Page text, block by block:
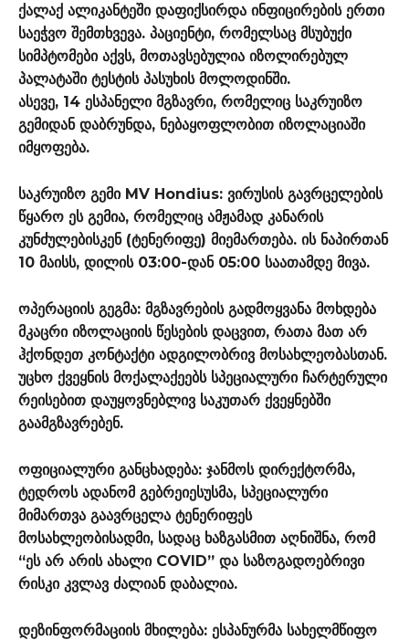
ქალაქ ალიკანტეში დაფიქსირდა ინფიცირების ერთი
საეჭვო შემთხვევა. პაციენტი, რომელსაც მსუბუქი
სიმპტომები აქვს, მოთავსებულია იზოლირებულ
პალატაში ტესტის პასუხის მოლოდინში.
ასევე, 14 ესპანელი მგზავრი, რომელიც საკრუიზო
გემიდან დაბრუნდა, ნებაყოფლობით იზოლაციაში
იმყოფება.
საკრუიზო გემი MV Hondius: ვირუსის გავრცელების
წყარო ეს გემია, რომელიც ამჟამად კანარის
კუნძულებისკენ (ტენერიფე) მიემართება. ის ნაპირთან
10 მაისს, დილის 03:00-დან 05:00 საათამდე მივა.
ოპერაციის გეგმა: მგზავრების გადმოყვანა მოხდება
მკაცრი იზოლაციის წესების დაცვით, რათა მათ არ
ჰქონდეთ კონტაქტი ადგილობრივ მოსახლეობასთან.
უცხო ქვეყნის მოქალაქეებს სპეციალური ჩარტერული
რეისებით დაუყოვნებლივ საკუთარ ქვეყნებში
გაამგზავრებენ.
ოფიციალური განცხადება: ჯანმოს დირექტორმა,
ტედროს ადანომ გებრეიესუსმა, სპეციალური
მიმართვა გაავრცელა ტენერიფეს
მოსახლეობისადმი, სადაც ხაზგასმით აღნიშნა, რომ
“ეს არ არის ახალი COVID” და საზოგადოებრივი
რისკი კვლავ ძალიან დაბალია.
დეზინფორმაციის მხილება: ესპანურმა სახელმწიფო